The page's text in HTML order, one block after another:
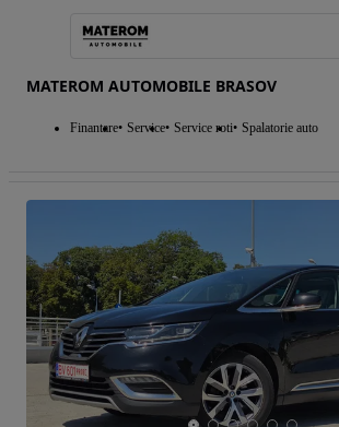
MATEROM AUTOMOBILE BRASOV
Finantare Service Service roti Spalatorie auto